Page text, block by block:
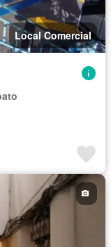
Local Comercial